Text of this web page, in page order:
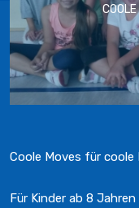
Coole Moves für coole
Für Kinder ab 8 Jahren